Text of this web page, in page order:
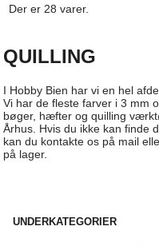
Der er 28 varer.
QUILLING
I Hobby Bien har vi en hel
Vi har de fleste farver i 3 mm
bøger, hæfter og quilling
Århus. Hvis du ikke kan finde
kan du kontakte os på mail
på lager.
UNDERKATEGORIER